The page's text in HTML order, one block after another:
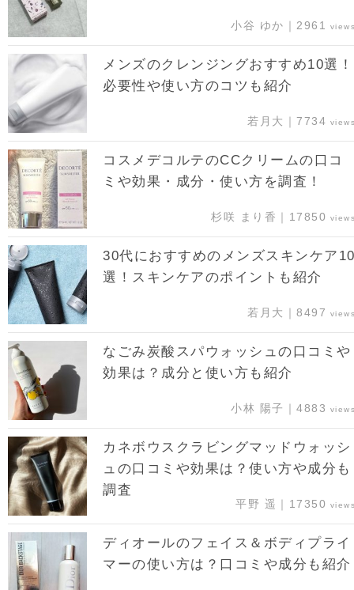
小谷 ゆか｜2961
メンズのクレンジングおすすめ10選！
必要性や使い方のコツも紹介
若月大｜7734
コスメデコルテのCCクリームの口コ
ミや効果・成分・使い方を調査！
杉咲 まり香｜17850
30代におすすめのメンズスキンケア
選！スキンケアのポイントも紹介
若月大｜8497
なごみ炭酸スパウォッシュの口コミや
効果は？成分と使い方も紹介
小林 陽子｜4883
カネボウスクラビングマッドウォッシ
ュの口コミや効果は？使い方や成分も
調査
平野 遥｜17350
ディオールのフェイス＆ボディプライ
マーの使い方は？口コミや成分も紹介